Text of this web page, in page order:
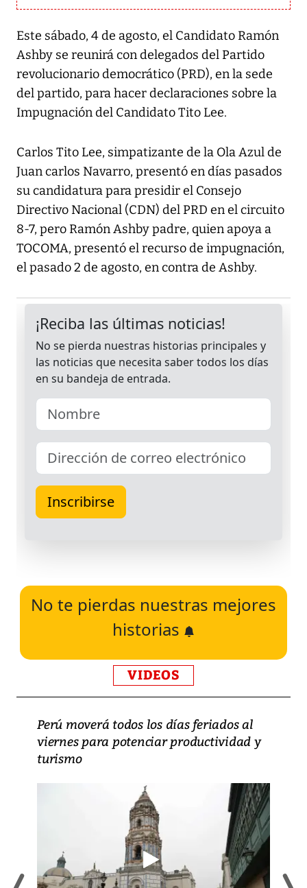
Este sábado, 4 de agosto, el Candidato Ramón
Ashby se reunirá con delegados del Partido
revolucionario democrático (PRD), en la sede
del partido, para hacer declaraciones sobre la
Impugnación del Candidato Tito Lee.
Carlos Tito Lee, simpatizante de la Ola Azul de
Juan carlos Navarro, presentó en días pasados
su candidatura para presidir el Consejo
Directivo Nacional (CDN) del PRD en el circuito
8-7, pero Ramón Ashby padre, quien apoya a
TOCOMA, presentó el recurso de impugnación,
el pasado 2 de agosto, en contra de Ashby.
No te pierdas nuestras mejores
historias
VIDEOS
Perú moverá todos los días feriados al
viernes para potenciar productividad y
turismo